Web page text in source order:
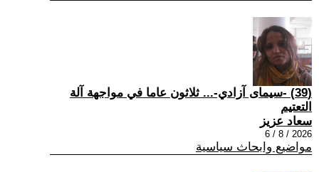
(39) -سيمای آزادي-... ثلاثون عاما في مواجهة آلة
التعتيم
سعاد عزيز
2026 / 8 / 6
مواضيع وابحاث سياسية